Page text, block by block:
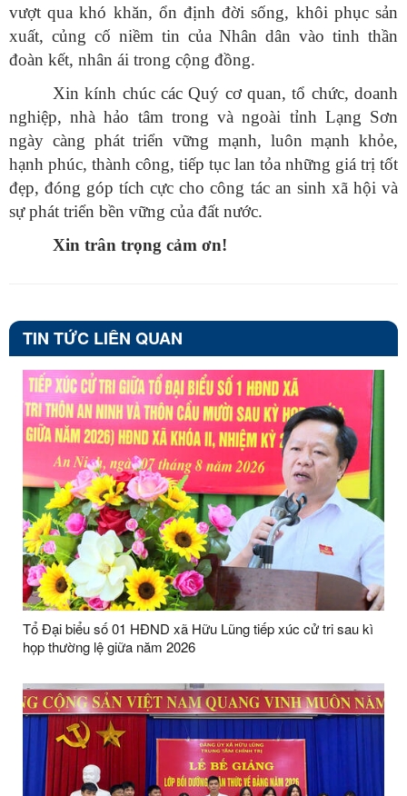
vượt qua khó khăn, ổn định đời sống, khôi phục sản
xuất, củng cố niềm tin của Nhân dân vào tinh thần
đoàn kết, nhân ái trong cộng đồng.
Xin kính chúc các Quý cơ quan, tổ chức, doanh
nghiệp, nhà hảo tâm trong và ngoài tỉnh Lạng Sơn
ngày càng phát triển vững mạnh, luôn mạnh khỏe,
hạnh phúc, thành công, tiếp tục lan tỏa những giá trị tốt
đẹp, đóng góp tích cực cho công tác an sinh xã hội và
sự phát triển bền vững của đất nước.
Xin trân trọng cảm ơn!
TIN TỨC LIÊN QUAN
Tổ Đại biểu số 01 HĐND xã Hữu Lũng tiếp xúc cử tri sau kì
họp thường lệ giữa năm 2026